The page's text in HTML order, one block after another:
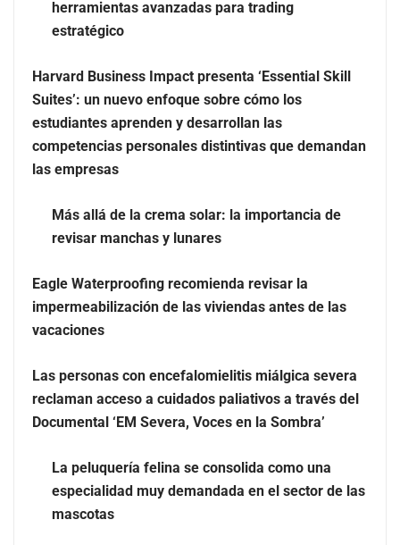
Zoomex mejora su Strategy Center con herramientas
avanzadas para trading estratégico
Harvard Business Impact presenta ‘Essential Skill
Suites’: un nuevo enfoque sobre cómo los estudiantes
distintivas que demandan las empresas
herramientas avanzadas para trading
estratégico
Harvard Business Impact presenta ‘Essential Skill
Suites’: un nuevo enfoque sobre cómo los
estudiantes aprenden y desarrollan las
competencias personales distintivas que demandan
las empresas
Más allá de la crema solar: la importancia de
revisar manchas y lunares
Eagle Waterproofing recomienda revisar la
impermeabilización de las viviendas antes de las
vacaciones
Las personas con encefalomielitis miálgica severa
reclaman acceso a cuidados paliativos a través del
Documental ‘EM Severa, Voces en la Sombra’
La peluquería felina se consolida como una
especialidad muy demandada en el sector de las
mascotas